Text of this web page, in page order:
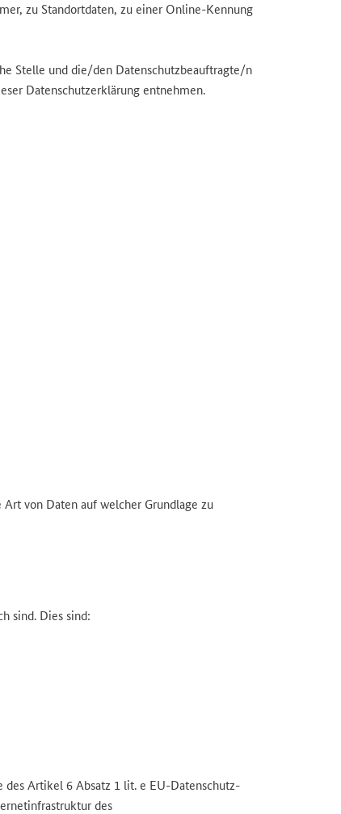
zu Standortdaten, zu einer Online-Kennung
Stelle und die/den Datenschutzbeauftragte/n
Datenschutzerklärung entnehmen.
von Daten auf welcher Grundlage zu
sind. Dies sind:
des Artikel 6 Absatz 1 lit. e EU-Datenschutz-
des